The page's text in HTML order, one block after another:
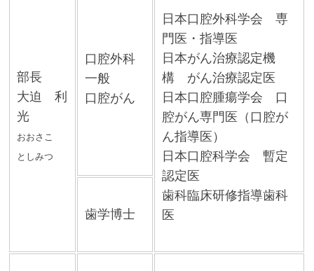
部長
大迫 利
光
おおさこ
としみつ
口腔外科
一般
口腔がん
日本口腔外科学会 専
門医・指導医
日本がん治療認定機
構 がん治療認定医
日本口腔腫瘍学会 口
腔がん専門医（口腔が
ん指導医）
日本口腔科学会 暫定
認定医
歯科臨床研修指導歯科
医
歯学博士